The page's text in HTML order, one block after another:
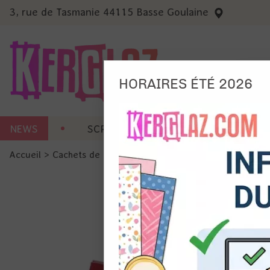
3, rue de Tasmanie 44115 Basse Goulaine
NEWS SCRAP CARTERIE MACHINES
Accueil > Cachets de cire > Pastilles de
Ils
et du
précises
Si vous
de la
HORAIRES ÉTÉ 2026